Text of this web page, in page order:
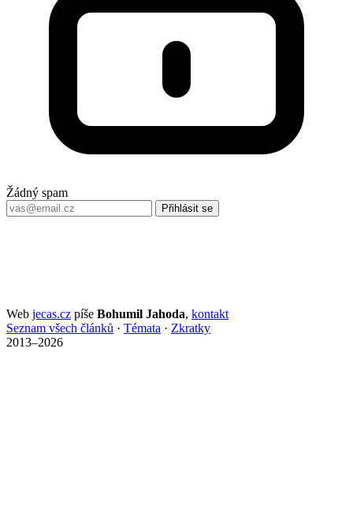
Žádný spam
Přihlásit se
Web jecas.cz píše Bohumil Jahoda, kontakt
Seznam všech článků · Témata · Zkratky
2013–2026